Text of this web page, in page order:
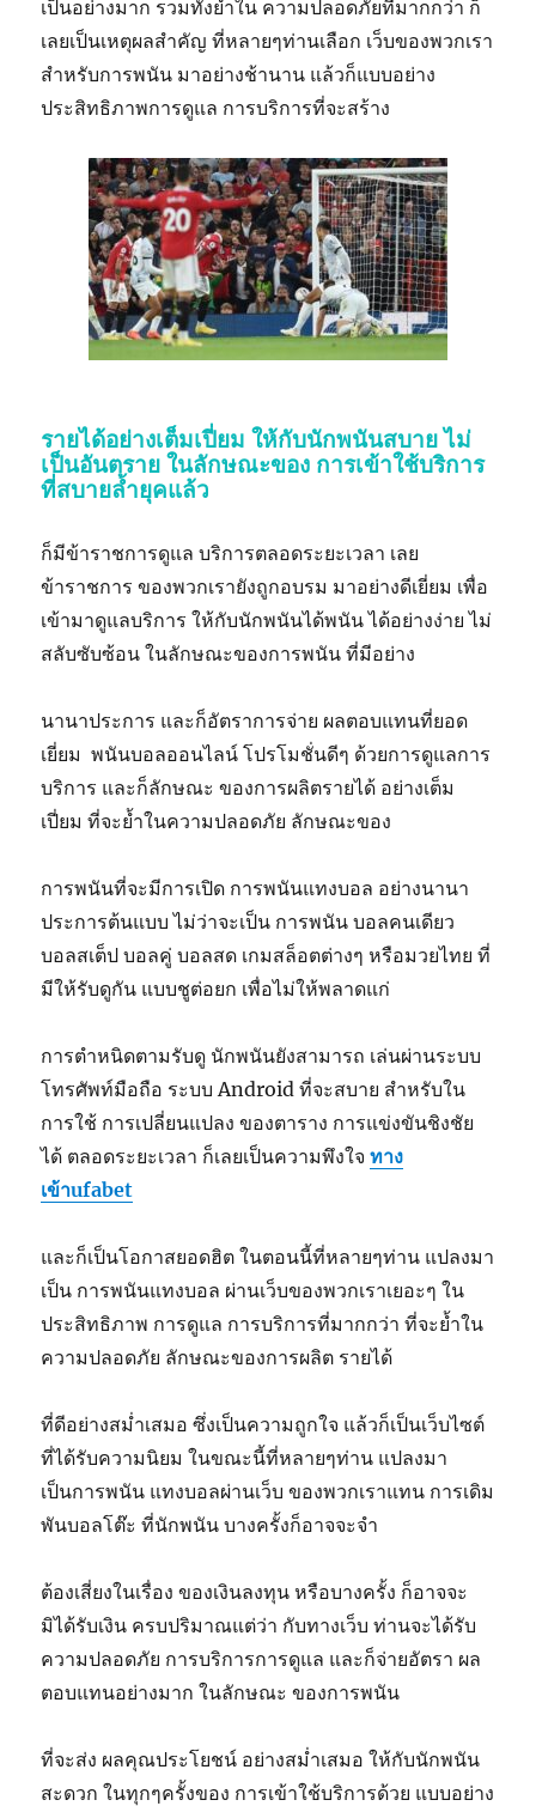
เป็นอย่างมาก รวมทั้งย้ำใน ความปลอดภัยที่มากกว่า ก็
เลยเป็นเหตุผลสำคัญ ที่หลายๆท่านเลือก เว็บของพวกเรา
สำหรับการพนัน มาอย่างช้านาน แล้วก็แบบอย่าง
ประสิทธิภาพการดูแล การบริการที่จะสร้าง
รายได้อย่างเต็มเปี่ยม ให้กับนักพนันสบาย ไม่
เป็นอันตราย ในลักษณะของ การเข้าใช้บริการ
ที่สบายล้ำยุคแล้ว
ก็มีข้าราชการดูแล บริการตลอดระยะเวลา เลย
ข้าราชการ ของพวกเรายังถูกอบรม มาอย่างดีเยี่ยม เพื่อ
เข้ามาดูแลบริการ ให้กับนักพนันได้พนัน ได้อย่างง่าย ไม่
สลับซับซ้อน ในลักษณะของการพนัน ที่มีอย่าง
นานาประการ และก็อัตราการจ่าย ผลตอบแทนที่ยอด
เยี่ยม พนันบอลออนไลน์ โปรโมชั่นดีๆ ด้วยการดูแลการ
บริการ และก็ลักษณะ ของการผลิตรายได้ อย่างเต็ม
เปี่ยม ที่จะย้ำในความปลอดภัย ลักษณะของ
การพนันที่จะมีการเปิด การพนันแทงบอล อย่างนานา
ประการต้นแบบ ไม่ว่าจะเป็น การพนัน บอลคนเดียว
บอลสเต็ป บอลคู่ บอลสด เกมสล็อตต่างๆ หรือมวยไทย ที่
มีให้รับดูกัน แบบชูต่อยก เพื่อไม่ให้พลาดแก่
การตำหนิดตามรับดู นักพนันยังสามารถ เล่นผ่านระบบ
โทรศัพท์มือถือ ระบบ Android ที่จะสบาย สำหรับใน
การใช้ การเปลี่ยนแปลง ของตาราง การแข่งขันชิงชัย
ได้ ตลอดระยะเวลา ก็เลยเป็นความพึงใจทาง
เข้าufabet
และก็เป็นโอกาสยอดฮิต ในตอนนี้ที่หลายๆท่าน แปลงมา
เป็น การพนันแทงบอล ผ่านเว็บของพวกเราเยอะๆ ใน
ประสิทธิภาพ การดูแล การบริการที่มากกว่า ที่จะย้ำใน
ความปลอดภัย ลักษณะของการผลิต รายได้
ที่ดีอย่างสม่ำเสมอ ซึ่งเป็นความถูกใจ แล้วก็เป็นเว็บไซต์
ที่ได้รับความนิยม ในขณะนี้ที่หลายๆท่าน แปลงมา
เป็นการพนัน แทงบอลผ่านเว็บ ของพวกเราแทน การเดิม
พันบอลโต๊ะ ที่นักพนัน บางครั้งก็อาจจะจำ
ต้องเสี่ยงในเรื่อง ของเงินลงทุน หรือบางครั้ง ก็อาจจะ
มิได้รับเงิน ครบปริมาณแต่ว่า กับทางเว็บ ท่านจะได้รับ
ความปลอดภัย การบริการการดูแล และก็จ่ายอัตรา ผล
ตอบแทนอย่างมาก ในลักษณะ ของการพนัน
ที่จะส่ง ผลคุณประโยชน์ อย่างสม่ำเสมอ ให้กับนักพนัน
สะดวก ในทุกๆครั้งของ การเข้าใช้บริการด้วย แบบอย่าง